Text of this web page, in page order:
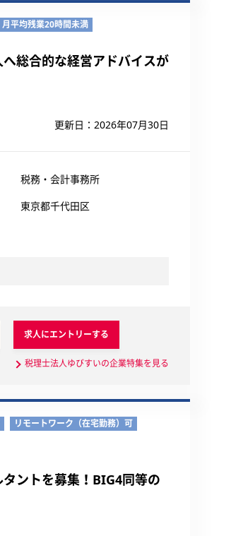
月平均残業20時間未満
総合的な経営アドバイスが
更新日：2026年07月30日
税務・会計事務所
東京都千代田区
求人にエントリーする
税理士法人ゆびすいの企業特集を見る
リモートワーク（在宅勤務）可
ントを募集！BIG4同等の